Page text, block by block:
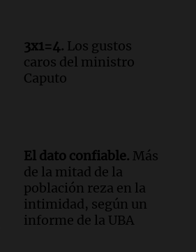
3x1=4. Los gustos
caros del ministro
Caputo
El dato confiable. Más
de la mitad de la
población reza en la
intimidad, según un
informe de la UBA